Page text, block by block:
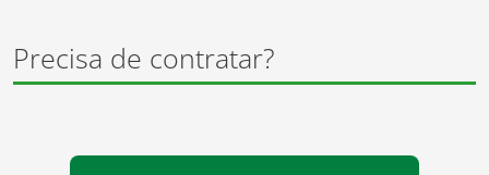
Precisa de contratar?